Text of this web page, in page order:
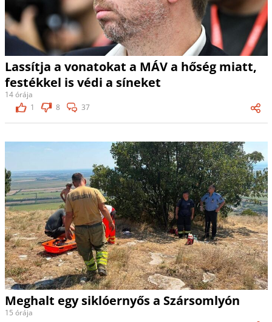
Lassítja a vonatokat a MÁV a hőség miatt,
festékkel is védi a síneket
14 órája
1
8 37
Meghalt egy siklóernyős a Szársomlyón
15 órája